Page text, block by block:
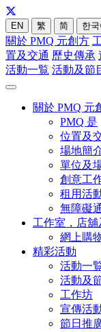
EN 繁 简 한국
關於 PMQ 元創方
置及交通 歷史傳承
活動一覧 活動及節
關於 PMQ 元
PMQ 是
位置及
場地簡
單位及
創意工
租用活
無障礙
工作室，店舖
網上購
精彩活動
活動一
活動及
工作坊
宣傳活
節日推